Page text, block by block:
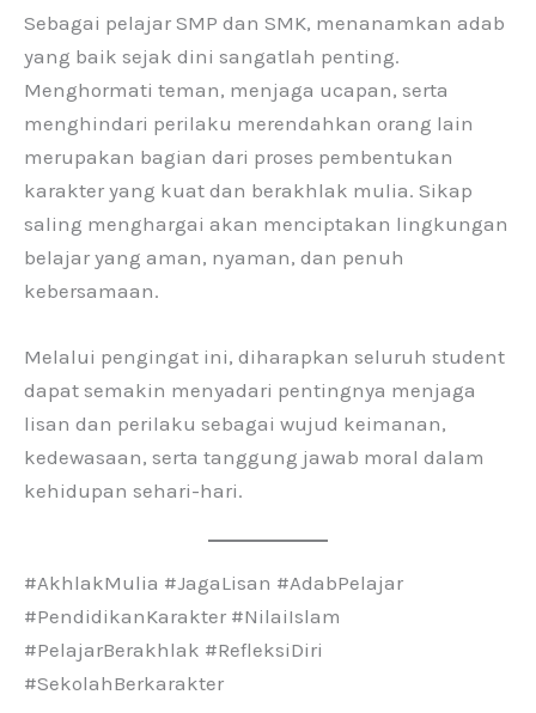
Sebagai pelajar SMP dan SMK, menanamkan adab
yang baik sejak dini sangatlah penting.
Menghormati teman, menjaga ucapan, serta
menghindari perilaku merendahkan orang lain
merupakan bagian dari proses pembentukan
karakter yang kuat dan berakhlak mulia. Sikap
saling menghargai akan menciptakan lingkungan
belajar yang aman, nyaman, dan penuh
kebersamaan.
Melalui pengingat ini, diharapkan seluruh student
dapat semakin menyadari pentingnya menjaga
lisan dan perilaku sebagai wujud keimanan,
kedewasaan, serta tanggung jawab moral dalam
kehidupan sehari-hari.
#AkhlakMulia #JagaLisan #AdabPelajar
#PendidikanKarakter #NilaiIslam
#PelajarBerakhlak #RefleksiDiri
#SekolahBerkarakter